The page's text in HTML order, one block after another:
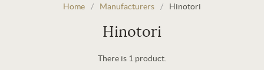
Home / Manufacturers / Hinotori
Hinotori
There is 1 product.